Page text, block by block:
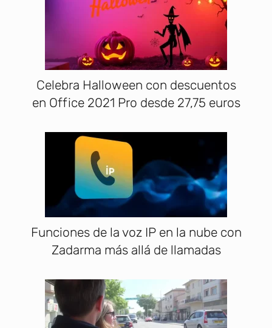
Celebra Halloween con descuentos
en Office 2021 Pro desde 27,75 euros
Funciones de la voz IP en la nube con
Zadarma más allá de llamadas